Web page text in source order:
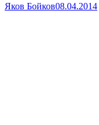
Яков Бойков08.04.2014